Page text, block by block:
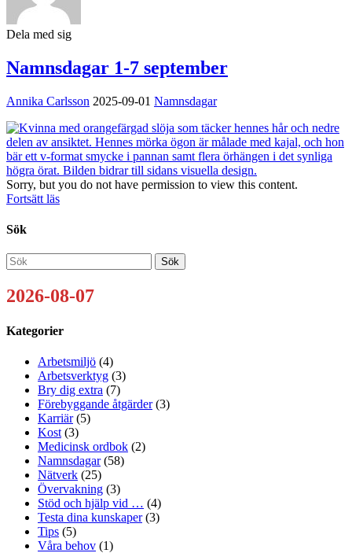
Dela med sig
Namnsdagar 1-7 september
Annika Carlsson 2025-09-01 Namnsdagar
Sorry, but you do not have permission to view this content.
Fortsätt läs
Sök
2026-08-07
Kategorier
Arbetsmiljö (4)
Arbetsverktyg (3)
Bry dig extra (7)
Förebyggande åtgärder(3)
Karriär(5)
Kost (3)
Medicinsk ordbok (2)
Namnsdagar(58)
Nätverk (25)
Övervakning (3)
Stöd och hjälp vid … (4)
Testa dina kunskaper(3)
Tips (5)
Våra behov (1)